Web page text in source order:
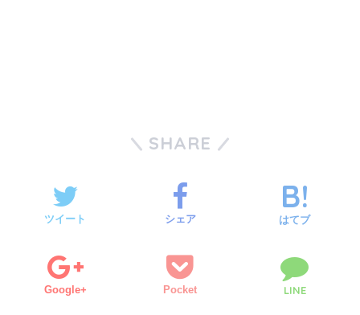
SHARE
ツイート シェア はてブ
Google+ Pocket LINE